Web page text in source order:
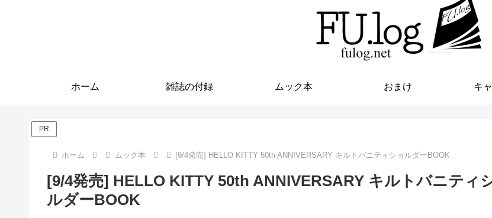
ホーム 雑誌の付録 ムック本 おまけ キ
PR
ホーム ムック本 [9/4発売] HELLO KITTY 50th ANNIVERSARY キルトバニティショルダーBOOK
[9/4発売] HELLO KITTY 50th ANNIVERSARY キルトバニティ
ルダーBOOK